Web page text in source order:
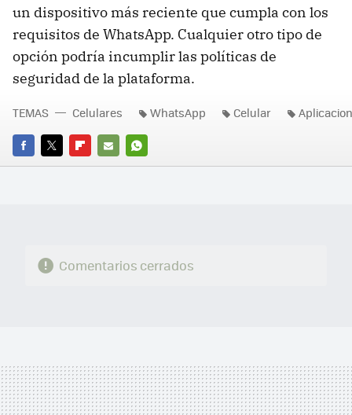
un dispositivo más reciente que cumpla con los
requisitos de WhatsApp. Cualquier otro tipo de
opción podría incumplir las políticas de
seguridad de la plataforma.
FACEBOOK
TWITTERFLIPBOARD
E-
WHATSAPP
TEMAS Celulares WhatsApp Celular
Comentarios cerrados